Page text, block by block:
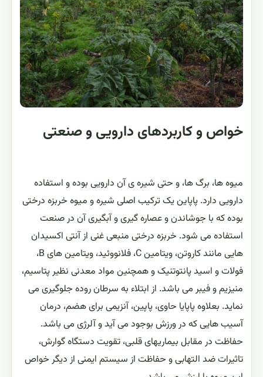
تکثیر این گیاهان از طریق کشت بذرهای آنها صورت می گیرد.
که در این صورت ممکن است گیاهان نر، ماده و یا دوجنسی
تولید شود.
خواص و کاربردهای دارویی و صنعتی
میوه ها، برگ ها، و حتی شیره ی آن دارویی بوده و استفاده
دارویی دارد. پاپاین یک ترکیب اصلی شیره و میوه خربزه درختی